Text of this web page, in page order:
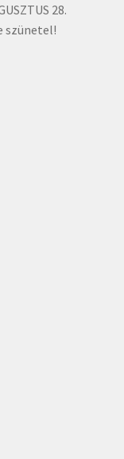
28.
szünetel!